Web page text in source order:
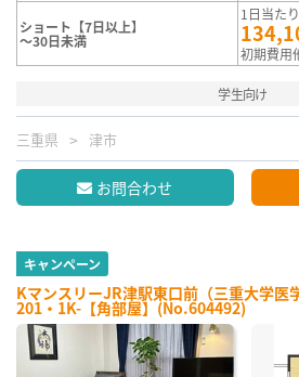
ショート【7日以上】
～30日未満
1日当た
初期費用
学生向け
三重県 津市
お問合わせ
キャンペーン
KマンスリーJR津駅東口前（三重大学医
201・1K-【角部屋】(No.604492)